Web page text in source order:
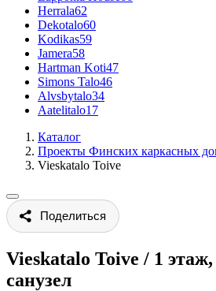
Herrala62
Dekotalo60
Kodikas59
Jamera58
Hartman Koti47
Simons Talo46
Alvsbytalo34
Aatelitalo17
Каталог
Проекты Финских каркасных
Vieskatalo Toive
Поделиться
Vieskatalo Toive / 1
санузел